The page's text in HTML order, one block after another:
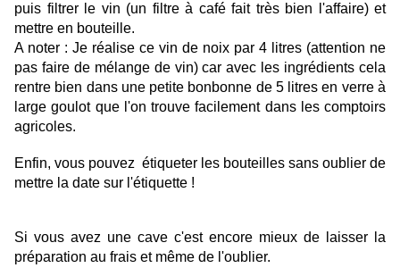
puis filtrer le vin (un filtre à café fait très bien l'affaire) et
mettre en bouteille.
A noter : Je réalise ce vin de noix par 4 litres (attention ne
pas faire de mélange de vin) car avec les ingrédients cela
rentre bien dans une petite bonbonne de 5 litres en verre à
large goulot que l'on trouve facilement dans les comptoirs
agricoles.
Enfin, vous pouvez étiqueter les bouteilles sans oublier de
mettre la date sur l'étiquette !
Si vous avez une cave c'est encore mieux de laisser la
préparation au frais et même de l'oublier.